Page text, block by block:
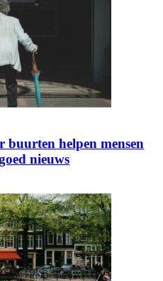
buurten helpen mensen
nieuws